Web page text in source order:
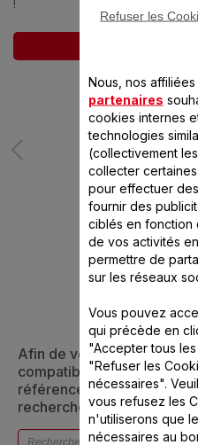
!
Afin de vous assurer que
compatible avec votre
référence de votre produit
recherche ci-dessous ou
Nous, nos
partenaires
cookies internes
technologies
(collectivement
collecter
pour effectuer
fournir des
ciblés en fonction
de vos activités
permettre de
sur les réseaux
Vous pouvez
qui précède en
"Accepter tous
"Refuser les
nécessaires".
vous refusez les
n'utiliserons que
nécessaires au
Refuser les